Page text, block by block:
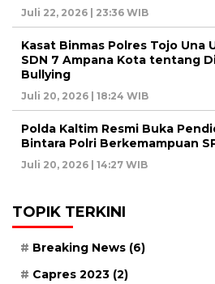
Juli 22, 2026 | 23:36 WIB
Kasat Binmas Polres Tojo Una
SDN 7 Ampana Kota tentang
Bullying
Juli 20, 2026 | 18:24 WIB
Polda Kaltim Resmi Buka
Bintara Polri Berkemampuan
Juli 20, 2026 | 14:27 WIB
TOPIK TERKINI
Breaking News (6)
Capres 2023 (2)